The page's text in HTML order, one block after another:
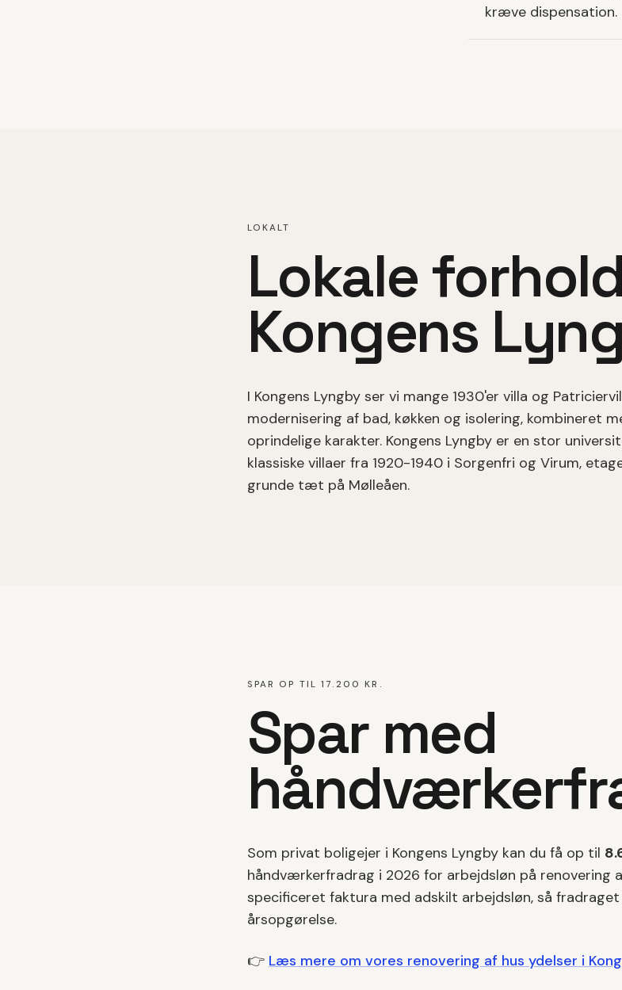
kræve dispensation.
LOKALT
Lokale
Kongens
I Kongens Lyngby ser vi mange 1930'er villa og
modernisering af bad, køkken og isolering, kombineret
oprindelige karakter. Kongens Lyngby er en stor
klassiske villaer fra 1920-1940 i Sorgenfri og Virum,
grunde tæt på Mølleåen.
SPAR OP TIL 17.200 KR.
Spar med
Som privat boligejer i Kongens Lyngby kan du få op til
håndværkerfradrag i 2026 for arbejdsløn på renovering
specificeret faktura med adskilt arbejdsløn, så
årsopgørelse.
👉 Læs mere om vores renovering af hus ydelser i